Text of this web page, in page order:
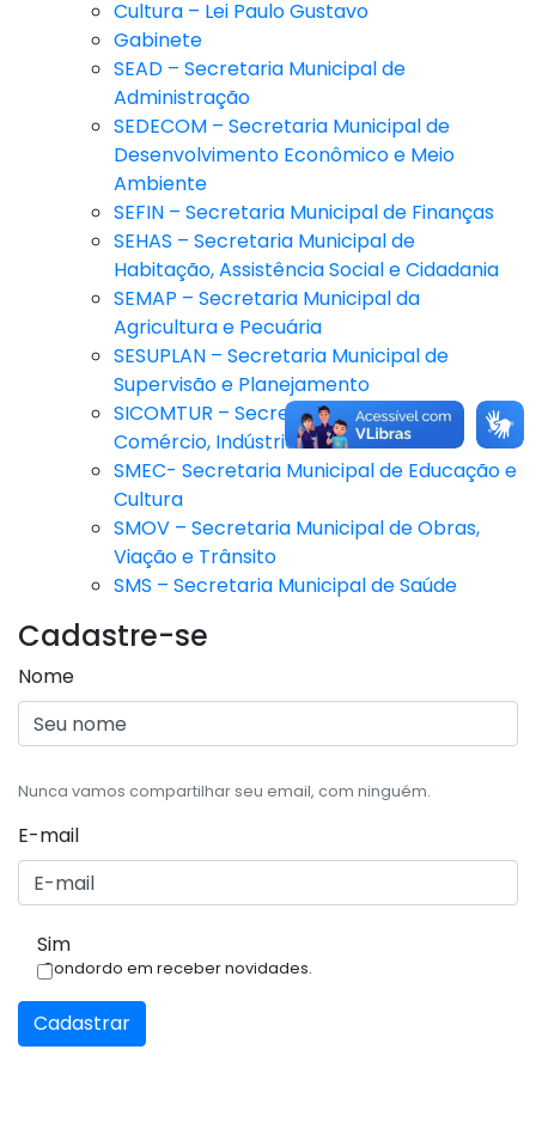
Cultura – Lei Paulo Gustavo
Gabinete
SEAD – Secretaria Municipal de
Administração
SEDECOM – Secretaria Municipal de
Desenvolvimento Econômico e Meio
Ambiente
SEFIN – Secretaria Municipal de Finanças
SEHAS – Secretaria Municipal de
Habitação, Assistência Social e Cidadania
SEMAP – Secretaria Municipal da
Agricultura e Pecuária
SESUPLAN – Secretaria Municipal de
Supervisão e Planejamento
SICOMTUR – Secretaria Municipal de
Comércio, Indústria e Turismo
SMEC- Secretaria Municipal de Educação e
Cultura
SMOV – Secretaria Municipal de Obras,
Viação e Trânsito
SMS – Secretaria Municipal de Saúde
Cadastre-se
Nome
Nunca vamos compartilhar seu email, com ninguém.
E-mail
Sim
Condordo em receber novidades.
Cadastrar